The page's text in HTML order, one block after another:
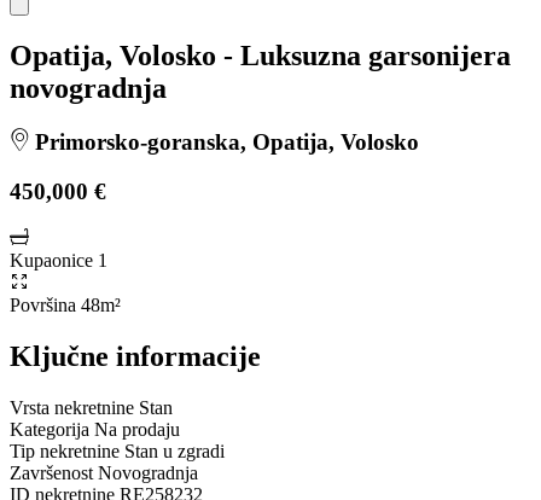
Opatija, Volosko - Luksuzna garsonijera
novogradnja
Primorsko-goranska, Opatija, Volosko
450,000 €
Kupaonice 1
Površina 48m²
Ključne informacije
Vrsta nekretnine Stan
Kategorija Na prodaju
Tip nekretnine Stan u zgradi
Završenost Novogradnja
ID nekretnine RE258232